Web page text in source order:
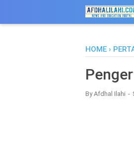
HOME ›
ByAfdhal Ilahi